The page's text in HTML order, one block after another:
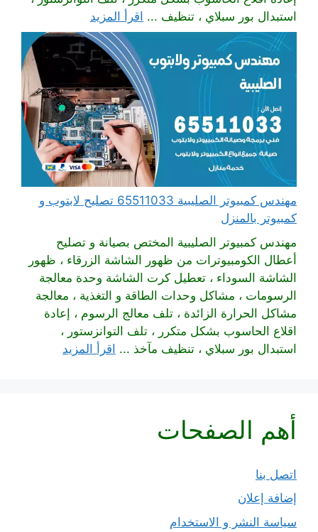
استبدال بور سبلاي ، تنظيف ... اقرأ المزيد
مهندس كمبيوتر الصليبية 65511033 تصليح لابتوب و
كمبيوتر بالمنزل
مهندس كمبيوتر الصليبية المختص بصيانة و تصليح
أعطال الكومبيوترات من ظهور الشاشة الزرقاء ، ظهور
الشاشة السوداء ، تعطيل كرت الشاشة وحدة معالجة
الرسومات ، مشاكل وحدات الطاقة و التغذية ، معالجة
مشاكل الحرارة الزائدة ، تلف معالج الرسوم ، إعادة
اقلاع الحاسوب بشكل متكرر ، تلف التوانزستور ،
استبدال بور سبلاي ، تنظيف مآخذ ... اقرأ المزيد
أهم الصفحات
اتصل بنا
إضافة إعلان
سياسة النشر و الاستخدام